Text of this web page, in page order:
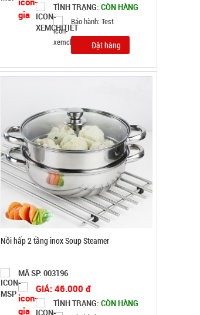
GIÁ: 46.000 đ
TÌNH TRẠNG: CÒN HÀNG
Bảo hành: Test
MÃ SP: 003000
GIÁ: 26.500 đ